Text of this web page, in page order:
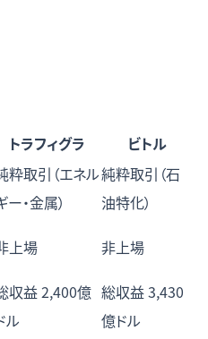
トラフィグラ
ビトル
粋取引（エネル
ー・金属）
純粋取引（石
油特化）
上場 非上場
収益 2,400億
ル
総収益 3,430
億ドル